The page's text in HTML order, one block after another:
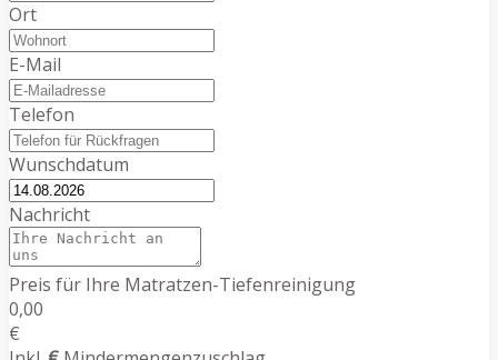
Ort
E-Mail
Telefon
Wunschdatum
Nachricht
Preis für Ihre Matratzen-Tiefenreinigung
0,00
€